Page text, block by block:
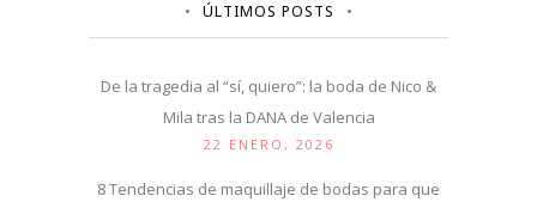
ÚLTIMOS POSTS
De la tragedia al “sí, quiero”: la boda de Nico &
Mila tras la DANA de Valencia
22 ENERO, 2026
8 Tendencias de maquillaje de bodas para que